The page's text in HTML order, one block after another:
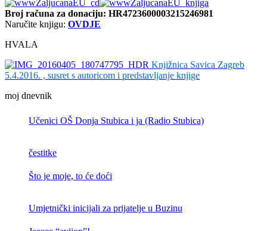
Broj računa za donaciju: HR4723600003215246981
Naručite knjigu: OVDJE
HVALA
Knjižnica Savica Zagreb
5.4.2016. , susret s autoricom i predstavljanje knjige
moj dnevnik
Učenici OŠ Donja Stubica i ja (Radio Stubica)
čestitke
Što je moje, to će doći
Umjetnički inicijali za prijatelje u Buzinu